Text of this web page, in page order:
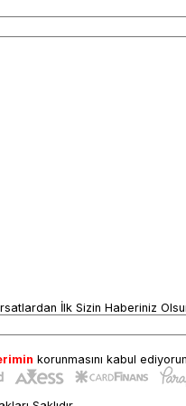
İlk Sizin Haberiniz
korunmasını kabul